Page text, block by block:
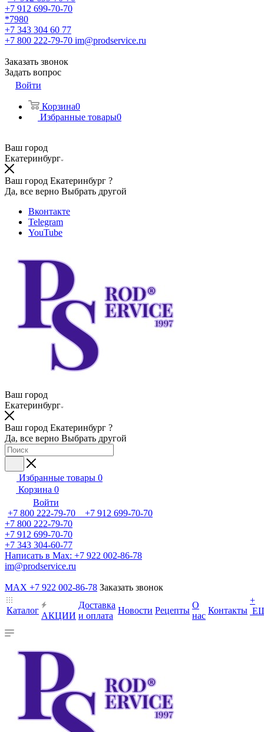
+7 912 699-70-70
*7980
+7 343 304 60 77
+7 800 222-79-70 im@prodservice.ru
Заказать звонок
Задать вопрос
Войти
Корзина0
Избранные товары0
Ваш город
Екатеринбург
Ваш город Екатеринбург ?
Да, все верно Выбрать другой
Вконтакте
Telegram
YouTube
Ваш город
Екатеринбург
Ваш город Екатеринбург ?
Да, все верно Выбрать другой
Избранные товары 0
Корзина 0
Войти
+7 800 222-79-70 +7 912 699-70-70
+7 800 222-79-70
+7 912 699-70-70
+7 343 304-60-77
Написать в Max: +7 922 002-86-78
im@prodservice.ru
MAX +7 922 002-86-78 Заказать звонок
Каталог
АКЦИИ
Доставка
и оплата
Новости Рецепты
О
нас
Контакты
+